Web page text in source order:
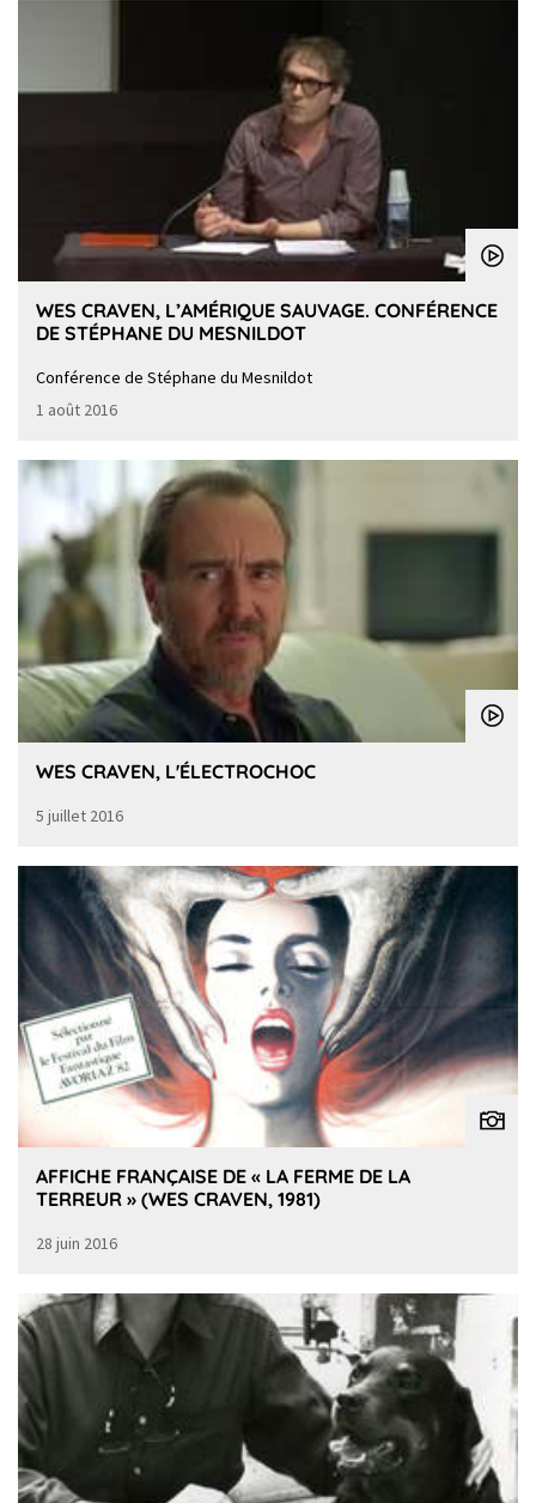
WES CRAVEN, L’AMÉRIQUE SAUVAGE. CONFÉRENCE
DE STÉPHANE DU MESNILDOT
Conférence de Stéphane du Mesnildot
1 août 2016
WES CRAVEN, L'ÉLECTROCHOC
5 juillet 2016
AFFICHE FRANÇAISE DE « LA FERME DE LA
TERREUR » (WES CRAVEN, 1981)
28 juin 2016